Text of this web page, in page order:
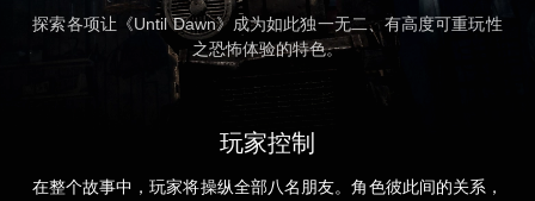
探索各项让《Until Dawn》成为如此独一无二、有高度可重玩性
之恐怖体验的特色。
玩家控制
在整个故事中，玩家将操纵全部八名朋友。角色彼此间的关系，